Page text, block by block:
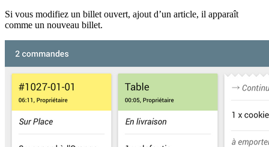
Si vous modifiez un billet ouvert, ajout d’un article, il apparaît
comme un nouveau billet.